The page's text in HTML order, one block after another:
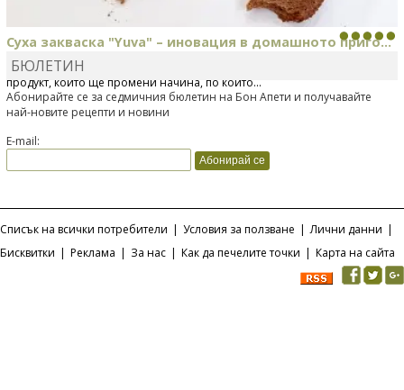
Суха закваска "Yuva" – иновация в домашното приго...
Отскоро Лесафр България стартира предлагането на изцяло нов
продукт, който ще промени начина, по който...
БЮЛЕТИН
Абонирайте се за седмичния бюлетин на Бон Апети и получавайте
най-новите рецепти и новини
E-mail:
Списък на всички потребители | Условия за ползване | Лични данни |
Бисквитки | Реклама | За нас | Как да печелите точки | Карта на сайта